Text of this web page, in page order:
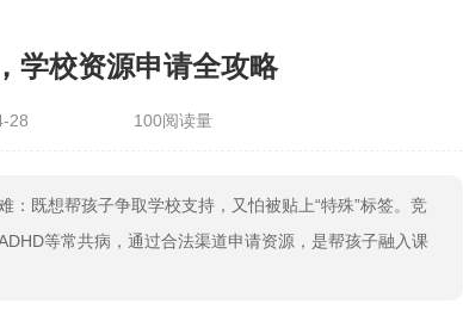
学校资源申请全攻略
28 100阅读量
：既想帮孩子争取学校支持，又怕被贴上“特殊”标签。竞
等常共病，通过合法渠道申请资源，是帮孩子融入课